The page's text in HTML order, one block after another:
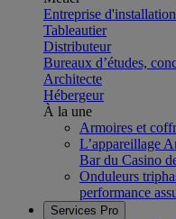
Entreprise
Tableautier
Distributeur
Bureaux d’études,
Architecte
Hébergeur
À la une
Armoires et
L’appareillage
Bar du Casino
Onduleurs
performance
Services Pro